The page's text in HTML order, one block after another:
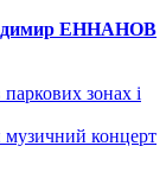
ЕННАНОВ
зонах і
музичний концерт